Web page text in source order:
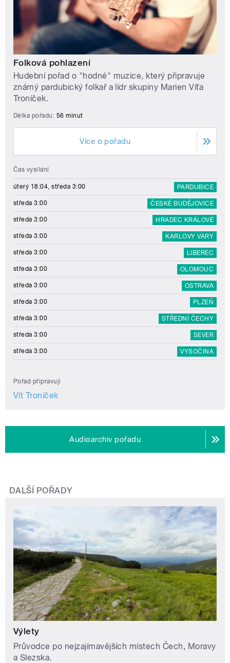
Folková pohlazení
Hudební pořad o "hodné" muzice, který připravuje
známý pardubický folkař a lídr skupiny Marien Víťa
Troníček.
Délka pořadu: 56 minut
Více o pořadu
Čas vysílání
úterý 18:04, středa 3:00 PARDUBICE
středa 3:00 ČESKÉ BUDĚJOVICE
středa 3:00 HRADEC KRÁLOVÉ
středa 3:00 KARLOVY VARY
středa 3:00 LIBEREC
středa 3:00 OLOMOUC
středa 3:00 OSTRAVA
středa 3:00 PLZEŇ
středa 3:00 STŘEDNÍ ČECHY
středa 3:00 SEVER
středa 3:00 VYSOČINA
Pořad připravují
Vít Troníček
Audioarchiv pořadu
DALŠÍ POŘADY
Výlety
Průvodce po nejzajímavějších místech Čech, Moravy
a Slezska.